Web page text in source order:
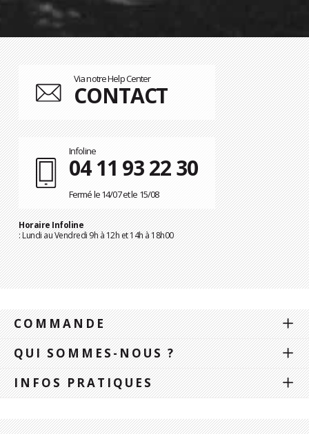
Via notre Help Center
CONTACT
Infoline
04 11 93 22 30
Fermé le 14/07 et le 15/08
Horaire Infoline
: Lundi au Vendredi 9h à 12h et 14h à 18h00
COMMANDE
QUI SOMMES-NOUS ?
INFOS PRATIQUES